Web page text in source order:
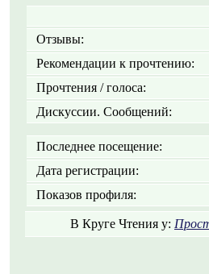
Отзывы:
Рекомендации к прочтению:
Прочтения / голоса:
Дискуссии. Сообщений:
Последнее посещение:
Дата регистрации:
Показов профиля:
В Круге Чтения у: